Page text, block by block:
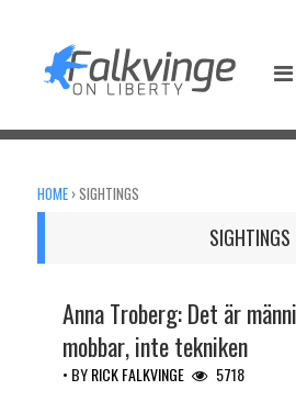
content
HOME ›SIGHTINGS
SIGHTINGS
Anna Troberg: Det är
mobbar, inte tekniken
• BYRICK FALKVINGE 5718